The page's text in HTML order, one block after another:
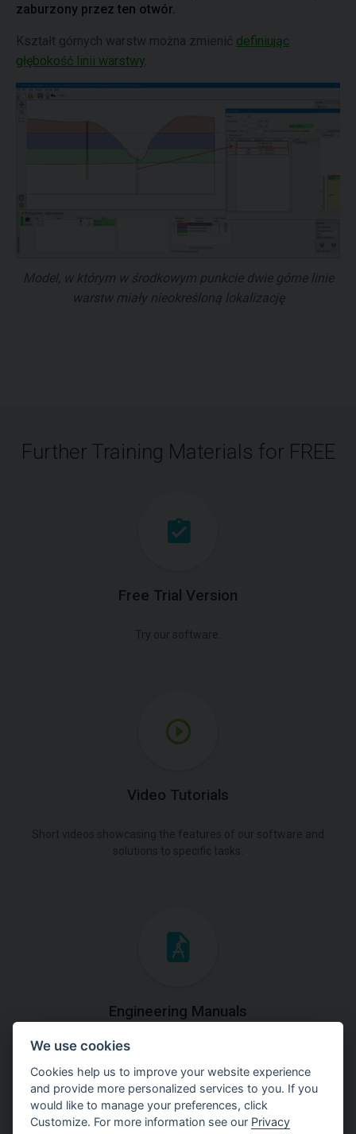
zaburzony przez ten otwór.
Kształt górnych warstw można zmienić definiując
głębokość linii warstwy
Model, w którym w środkowym punkcie dwie górne linie
warstw miały nieokreśloną lokalizację
Further Training Materials for FREE
Free Trial Version
Video Tutorials
Engineering Manuals
Step by steps guides on how
to solve a specific tasks.
We use cookies
Cookies help us to improve your website experience
and provide more personalized services to you. If you
would like to manage your preferences, click
Customize. For more information see our Privacy